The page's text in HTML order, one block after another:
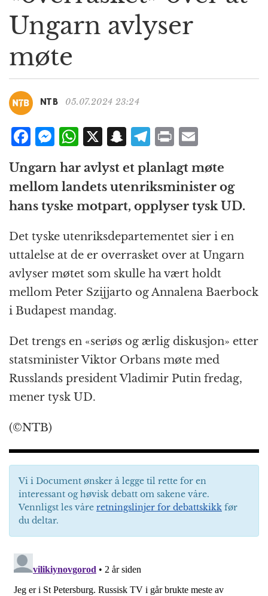
a
t
Ungarn avlyser
møte
NTB 05.07.2024 23:24
F
c
e
b
o
o
k
M
e
ss
e
n
g
e
r
W
at
s
A
p
p
X S
a
p
c
h
at
T
el
e
g
r
a
m
P
n
t
ai
l
Ungarn har avlyst et planlagt møte
mellom landets utenriksminister og
hans tyske motpart, opplyser tysk UD.
Det tyske utenriksdepartementet sier i en
uttalelse at de er overrasket over at Ungarn
avlyser møtet som skulle ha vært holdt
mellom Peter Szijjarto og Annalena Baerbock
i Budapest mandag.
Det trengs en «seriøs og ærlig diskusjon» etter
statsminister Viktor Orbans møte med
Russlands president Vladimir Putin fredag,
mener tysk UD.
(©NTB)
Vi i Document ønsker å legge til rette for en
interessant og høvisk debatt om sakene våre.
Vennligst les våre retningslinjer for debattskikk før
du deltar.